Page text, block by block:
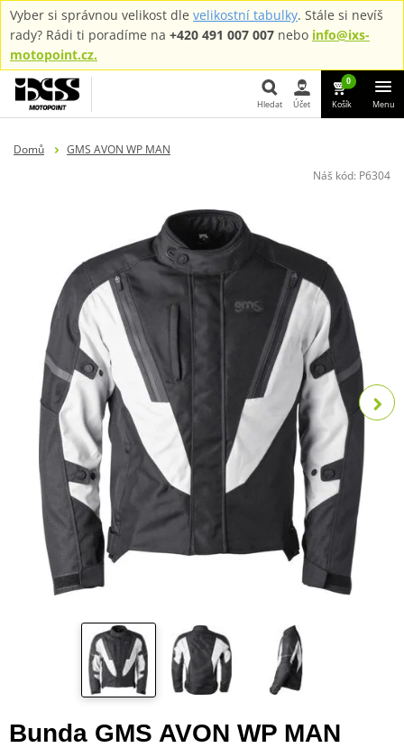
Vyber si správnou velikost dle velikostní tabulky. Stále si nevíš
rady? Rádi ti poradíme na +420 491 007 007 nebo info@ixs-
motopoint.cz.
Hledat Účet
0
Košík Menu
Domů
GMS AVON WP MAN
Náš kód: P6304
Bunda GMS AVON WP MAN